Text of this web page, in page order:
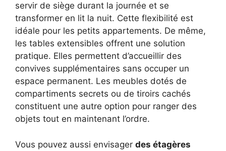
servir de siège durant la journée et se
transformer en lit la nuit. Cette flexibilité est
idéale pour les petits appartements. De même,
les tables extensibles offrent une solution
pratique. Elles permettent d’accueillir des
convives supplémentaires sans occuper un
espace permanent. Les meubles dotés de
compartiments secrets ou de tiroirs cachés
constituent une autre option pour ranger des
objets tout en maintenant l’ordre.
Vous pouvez aussi envisager des étagères